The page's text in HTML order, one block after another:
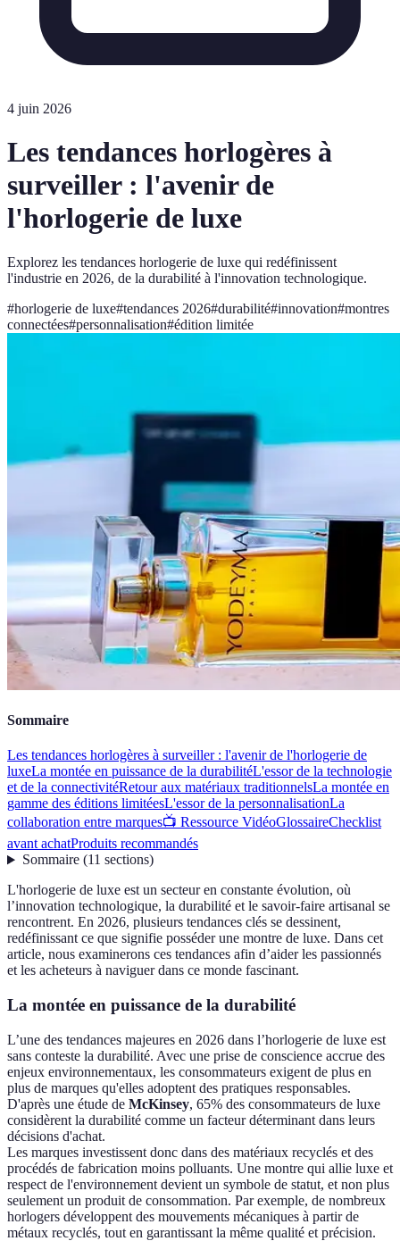
4 juin 2026
Les tendances horlogères à
surveiller : l'avenir de
l'horlogerie de luxe
Explorez les tendances horlogerie de luxe qui redéfinissent
l'industrie en 2026, de la durabilité à l'innovation technologique.
#horlogerie de luxe#tendances 2026#durabilité#innovation#montres
connectées#personnalisation#édition limitée
Sommaire
Les tendances horlogères à surveiller : l'avenir de l'horlogerie de
luxeLa montée en puissance de la durabilitéL'essor de la technologie
et de la connectivitéRetour aux matériaux traditionnelsLa montée en
gamme des éditions limitéesL'essor de la personnalisationLa
collaboration entre marques📺 Ressource VidéoGlossaireChecklist
avant achatProduits recommandés
Sommaire(11 sections)
L'horlogerie de luxe est un secteur en constante évolution, où
l’innovation technologique, la durabilité et le savoir-faire artisanal se
rencontrent. En 2026, plusieurs tendances clés se dessinent,
redéfinissant ce que signifie posséder une montre de luxe. Dans cet
article, nous examinerons ces tendances afin d’aider les passionnés
et les acheteurs à naviguer dans ce monde fascinant.
La montée en puissance de la durabilité
L’une des tendances majeures en 2026 dans l’horlogerie de luxe est
sans conteste la durabilité. Avec une prise de conscience accrue des
enjeux environnementaux, les consommateurs exigent de plus en
plus de marques qu'elles adoptent des pratiques responsables.
D'après une étude de McKinsey, 65% des consommateurs de luxe
considèrent la durabilité comme un facteur déterminant dans leurs
décisions d'achat.
Les marques investissent donc dans des matériaux recyclés et des
procédés de fabrication moins polluants. Une montre qui allie luxe et
respect de l'environnement devient un symbole de statut, et non plus
seulement un produit de consommation. Par exemple, de nombreux
horlogers développent des mouvements mécaniques à partir de
métaux recyclés, tout en garantissant la même qualité et précision.